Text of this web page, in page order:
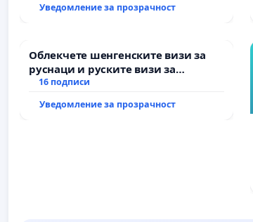
Уведомление за прозрачност
Облекчете шенгенските визи за
руснаци и руските визи за
българи
16 подписи
Уведомление за прозрачност